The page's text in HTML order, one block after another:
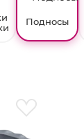
Подносы